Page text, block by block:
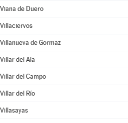
Viana de Duero
Villaciervos
Villanueva de Gormaz
Villar del Ala
Villar del Campo
Villar del Río
Villasayas